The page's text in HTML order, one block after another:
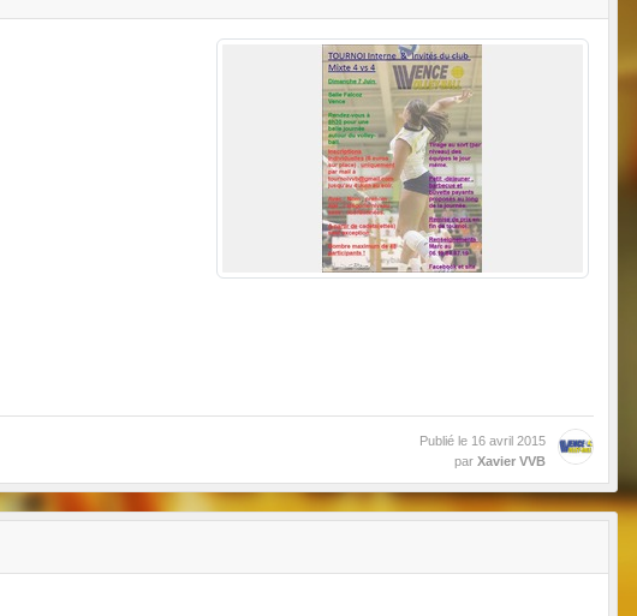
Publié le 16 avril 2015
par Xavier VVB